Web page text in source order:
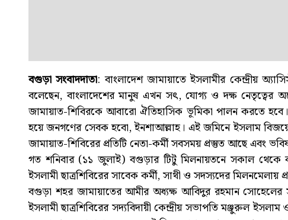
বগুড়া সংবাদদাতা: বাংলাদেশ জামায়াতে ইসলামীর কেন্দ্রীয়
বলেছেন, বাংলাদেশের মানুষ এখন সৎ, যোগ্য ও দক্ষ নেতৃত্বের
জামায়াত-শিবিরকে আবারো ঐতিহাসিক ভূমিকা পালন করতে
হয়ে জনগণের সেবক হবো, ইনশাআল্লাহ। এই জমিনে ইসলাম
জামায়াত-শিবিরের প্রতিটি নেতা-কর্মী সবসময় প্রস্তুত আছে এবং
গত শনিবার (১১ জুলাই) বগুড়ার টিটু মিলনায়তনে সকাল থেকে
ইসলামী ছাত্রশিবিরের সাবেক কর্মী, সাথী ও সদস্যদের মিলনমেলায়
বগুড়া শহর জামায়াতের আমীর অধ্যক্ষ আবিদুর রহমান সোহেলের
ইসলামী ছাত্রশিবিরের সদ্যবিদায়ী কেন্দ্রীয় সভাপতি মঞ্জুরুল